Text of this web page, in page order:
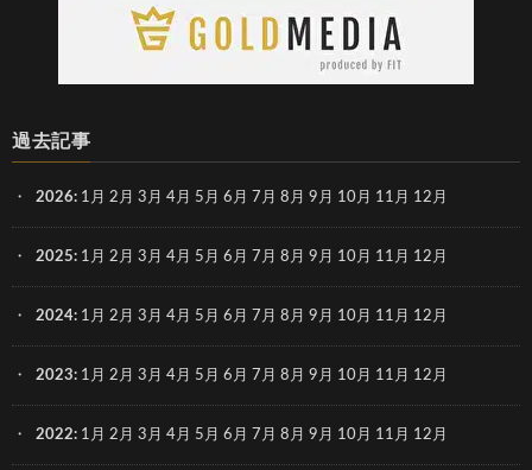
過去記事
2026: 1月 2月 3月 4月 5月 6月 7月 8月 9月 10月 11月 12月
2025: 1月 2月 3月 4月 5月 6月 7月 8月 9月 10月 11月 12月
2024: 1月 2月 3月 4月 5月 6月 7月 8月 9月 10月 11月 12月
2023: 1月 2月 3月 4月 5月 6月 7月 8月 9月 10月 11月 12月
2022: 1月 2月 3月 4月 5月 6月 7月 8月 9月 10月 11月 12月